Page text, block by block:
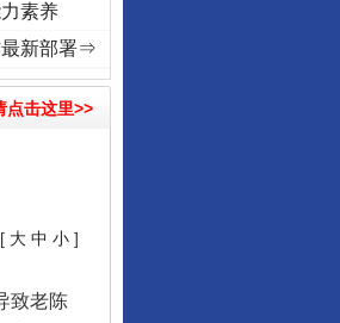
频]牢记初心使命 奋进复兴征程丨红船起航处 潮起..
素养
最新部署⇒
点击这里>>
大 中 小 ]
致老陈